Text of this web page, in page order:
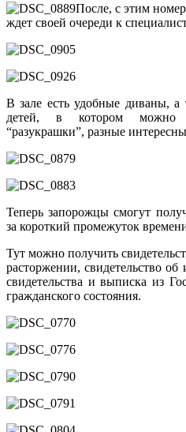
После, с этим
ждет своей очереди к
В зале есть удобные диваны, а
детей, в котором можно
“разукрашки”, разные
Теперь запорожцы смогут
за короткий промежуток
Тут можно получить
расторжении, свидетельство
свидетельства и выписка из
гражданского состояния.